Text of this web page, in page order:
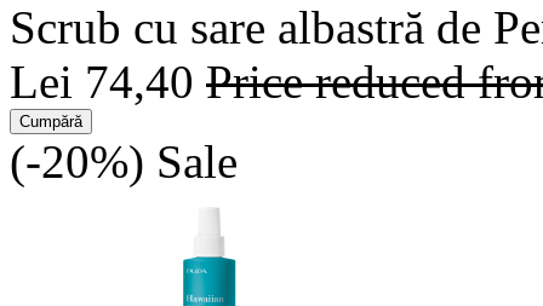
Scrub cu sare albastră de
Lei 74,40 Price reduced
Cumpără
(-20%) Sale